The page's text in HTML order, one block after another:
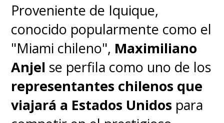
con estas tres películas.
Estos planes de
Avatar
Studiosno tienen ninguna
relación conla serie live-action
deAvataren Netflix, la
Proveniente de Iquique,
conocido popularmente como el
"Miami chileno", Maximiliano
Anjel se perfila como uno de los
representantes chilenos que
viajará a Estados Unidos para